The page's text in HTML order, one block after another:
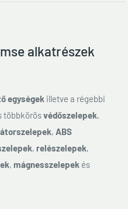
alkatrészek
egységek illetve a régebbi
többkörösvédőszelepek,
, ABS
, relészelepek,
, mágnesszelepek és